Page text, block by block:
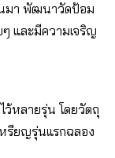
นมา พัฒนาวัดป้อม
และมีความเจริญ
ว้หลายรุ่น โดยวัตถุ
รียญรุ่นแรกฉลอง